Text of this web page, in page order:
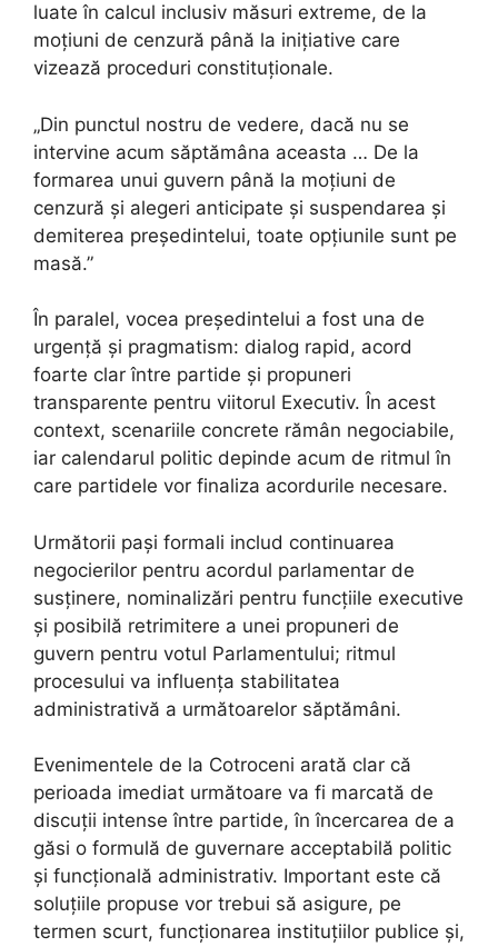
luate în calcul inclusiv măsuri extreme, de la
moțiuni de cenzură până la inițiative care
vizează proceduri constituționale.
„Din punctul nostru de vedere, dacă nu se
intervine acum săptămâna aceasta … De la
formarea unui guvern până la moțiuni de
cenzură și alegeri anticipate și suspendarea și
demiterea președintelui, toate opțiunile sunt pe
masă.”
În paralel, vocea președintelui a fost una de
urgență și pragmatism: dialog rapid, acord
foarte clar între partide și propuneri
transparente pentru viitorul Executiv. În acest
context, scenariile concrete rămân negociabile,
iar calendarul politic depinde acum de ritmul în
care partidele vor finaliza acordurile necesare.
Următorii pași formali includ continuarea
negocierilor pentru acordul parlamentar de
susținere, nominalizări pentru funcțiile executive
și posibilă retrimitere a unei propuneri de
guvern pentru votul Parlamentului; ritmul
procesului va influența stabilitatea
administrativă a următoarelor săptămâni.
Evenimentele de la Cotroceni arată clar că
perioada imediat următoare va fi marcată de
discuții intense între partide, în încercarea de a
găsi o formulă de guvernare acceptabilă politic
și funcțională administrativ. Important este că
soluțiile propuse vor trebui să asigure, pe
termen scurt, funcționarea instituțiilor publice și,